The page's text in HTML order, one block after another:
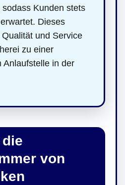
Kunden stets
Dieses
und Service
zu einer
Anlaufstelle in der
von